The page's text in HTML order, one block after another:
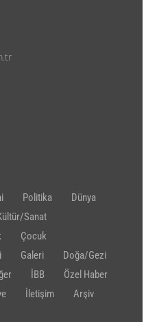
Politika
Dünya
Sanat
Çocuk
Galeri
Doğa/Gezi
İBB
Özel Haber
İletişim
Arşiv